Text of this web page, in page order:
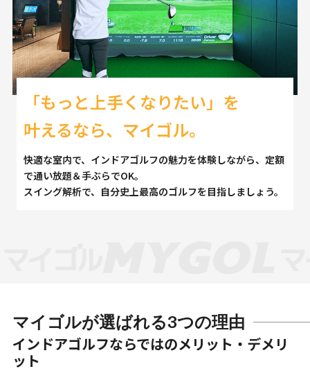
「もっと上手くなりたい」を
叶えるなら、マイゴル。
快適な室内で、インドアゴルフの魅力を体験しながら、定額
で通い放題＆手ぶらでOK。
スイング解析で、自分史上最高のゴルフを目指しましょう。
マイゴルが選ばれる3つの理由
インドアゴルフならではのメリット・デメリ
ット